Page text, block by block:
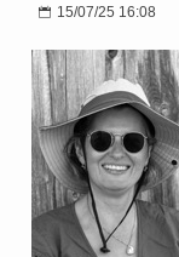
15/07/25 16:08